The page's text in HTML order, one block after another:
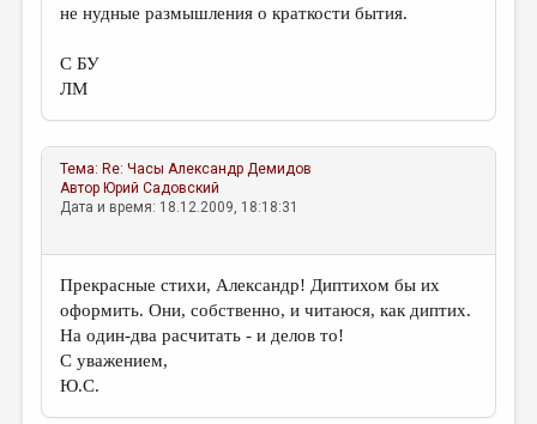
не нудные размышления о краткости бытия.
С БУ
ЛМ
Тема: Re: Часы Александр Демидов
Автор Юрий Садовский
Дата и время: 18.12.2009, 18:18:31
Прекрасные стихи, Александр! Диптихом бы их
оформить. Они, собственно, и читаюся, как диптих.
На один-два расчитать - и делов то!
С уважением,
Ю.С.